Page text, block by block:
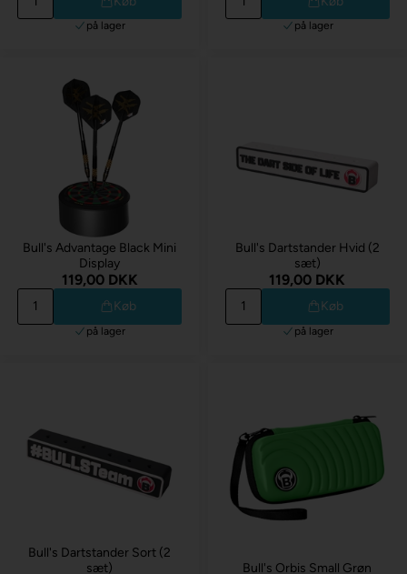
på lager på lager
Bull's Advantage Black Mini
Display
119,00 DKK
Køb
på lager
Bull's Dartstander Hvid (2
sæt)
119,00 DKK
Køb
på lager
Bull's Dartstander Sort (2
sæt)
Bull's Orbis Small Grøn